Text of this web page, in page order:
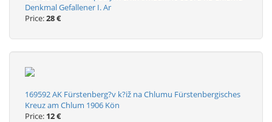
Denkmal Gefallener I. Ar
Price:28 €
169592 AK Fürstenberg?v k?iž na Chlumu Fürstenbergisches
Kreuz am Chlum 1906 Kön
Price: 12 €